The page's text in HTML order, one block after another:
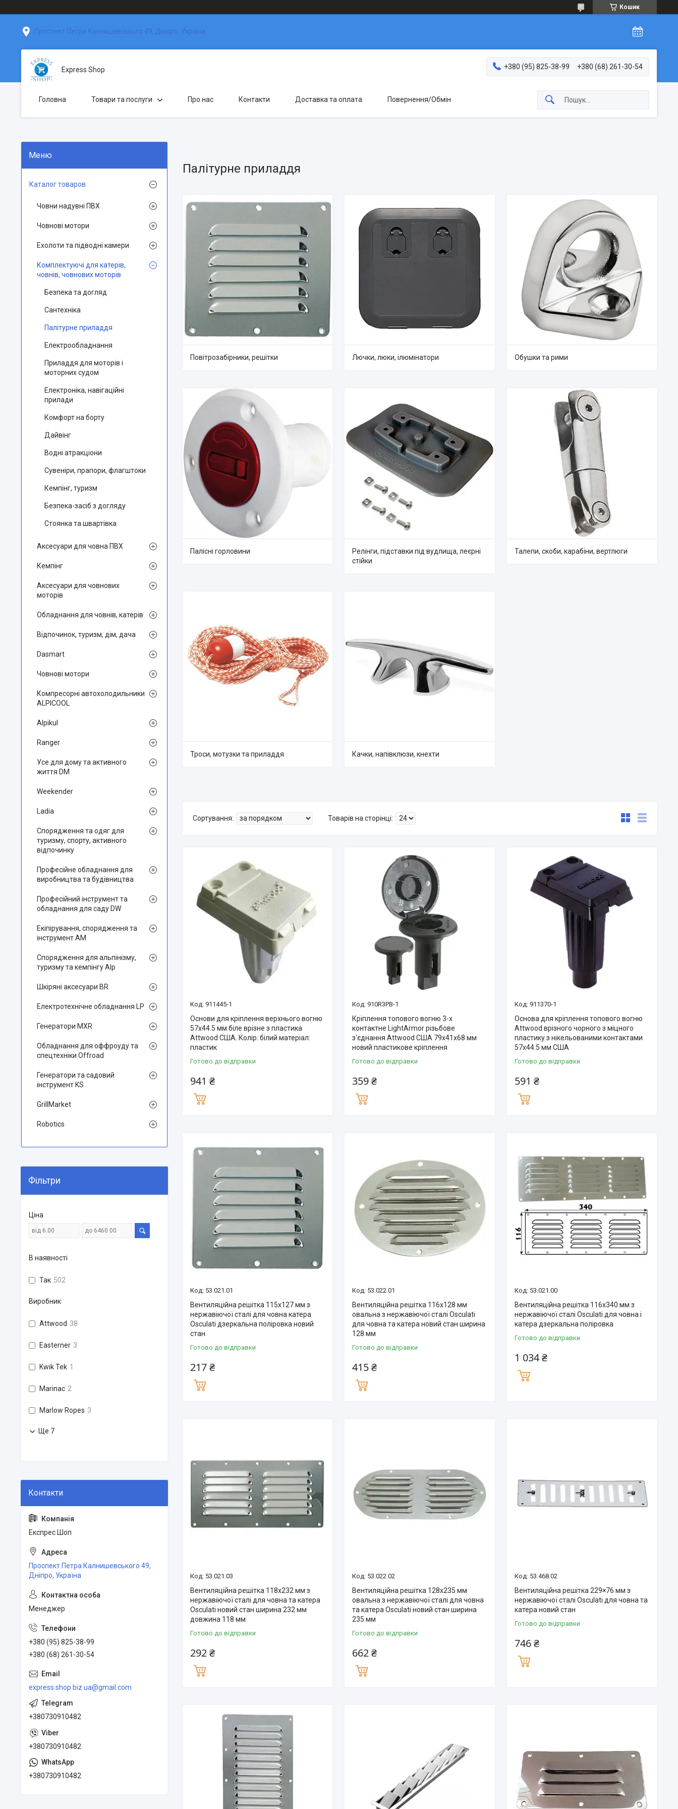
Кошик
Проспект Петра Калнишевського 49, Дніпро, Україна
Express Shop +380 (95) 825-38-99 +380 (68) 261-30-54
Головна Товари та послуги Про нас Контакти Доставка та оплата Повернення/Обмін
Палітурне приладдя
Повітрозабірники, решітки Лючки, люки, ілюмінатори Обушки та рими
Палісні горловини
Релінги, підставки під вудлища, леєрні
стійки
Талепи, скоби, карабіни, вертлюги
Троси, мотузки та приладдя Качки, напівклюзи, кнехти
911445-1
Основи для кріплення верхнього вогню
57x44.5 мм біле врізне з пластика
Attwood США. Колір: білий матеріал:
пластик
Готово до відправки
941 ₴
910R3PB-1
Кріплення топового вогню 3-х
контактне LightArmor різьбове
з'єднання Attwood США 79x41x68 мм
новий пластикове кріплення
Готово до відправки
359 ₴
911370-1
Основа для кріплення топового вогню
Attwood врізного чорного з міцного
пластику з нікельованими контактами
57x44.5 мм США
Готово до відправки
591 ₴
53.021.01
Вентиляційна решітка 115х127 мм з
нержавіючої сталі для човна катера
Osculati дзеркальна поліровка новий
стан
Готово до відправки
217 ₴
53.022.01
Вентиляційна решітка 116х128 мм
овальна з нержавіючої сталі Osculati
для човна та катера новий стан ширина
128 мм
Готово до відправки
415 ₴
53.021.00
Вентиляційна решітка 116х340 мм з
нержавіючої сталі Osculati для човна і
катера дзеркальна поліровка
Готово до відправки
1 034 ₴
53.021.03
Вентиляційна решітка 118х232 мм з
нержавіючої сталі для човна та катера
Osculati новий стан ширина 232 мм
довжина 118 мм
Готово до відправки
292 ₴
53.022.02
Вентиляційна решітка 128х235 мм
овальна з нержавіючої сталі для човна
та катера Osculati новий стан ширина
235 мм
Готово до відправки
662 ₴
53.468.02
Вентиляційна решітка 229×76 мм з
нержавіючої сталі Osculati для човна та
катера новий стан
Готово до відправки
746 ₴
Каталог товаров
Човни надувні ПВХ
Човнові мотори
Ехолоти та підводні камери
Комплектуючі для катерів,
човнів, човнових моторів
Безпека та догляд
Сантехніка
Палітурне приладдя
Електрообладнання
Приладдя для моторів і
моторних судом
Електроніка, навігаційні
прилади
Комфорт на борту
Дайвінг
Водні атракціони
Сувеніри, прапори, флагштоки
Кемпінг, туризм
Безпека-засіб з догляду
Стоянка та швартівка
Аксесуари для човна ПВХ
Кемпінг
Аксесуари для човнових
моторів
Обладнання для човнів, катерів
Відпочинок, туризм, дім, дача
Dasmart
Човнові мотори
Компресорні автохолодильники
ALPICOOL
Alpikul
Ranger
Усе для дому та активного
життя DM
Weekender
Ladia
Спорядження та одяг для
туризму, спорту, активного
відпочинку
Професійне обладнання для
виробництва та будівництва
Професійний інструмент та
обладнання для саду DW
Екіпірування, спорядження та
інструмент AM
Спорядження для альпінізму,
туризму та кемпінгу Alp
Шкіряні аксесуари BR
Електротехнічне обладнання LP
Генератори MXR
Обладнання для оффроуду та
спецтехніки Offroad
Генератори та садовий
інструмент KS
GrillMarket
Robotics
Фільтри
Ціна
В наявності
Так 502
Виробник
Attwood 38
Easterner 3
Kwik Tek 1
Marinac 2
Marlow Ropes 3
Ще 7
Експрес Шоп
Проспект Петра Калнишевського 49,
Дніпро, Україна
Менеджер
+380 (95) 825-38-99
+380 (68) 261-30-54
express.shop.biz.ua@gmail.com
+380730910482
+380730910482
+380730910482